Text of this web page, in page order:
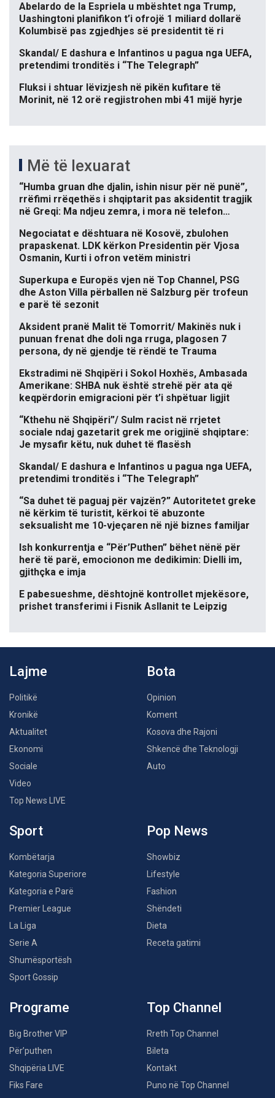
Abelardo de la Espriela u mbështet nga Trump,
Uashingtoni planifikon t’i ofrojë 1 miliard dollarë
Kolumbisë pas zgjedhjes së presidentit të ri
Skandal/ E dashura e Infantinos u pagua nga UEFA,
pretendimi tronditës i “The Telegraph”
Fluksi i shtuar lëvizjesh në pikën kufitare të
Morinit, në 12 orë regjistrohen mbi 41 mijë hyrje
Më të lexuarat
“Humba gruan dhe djalin, ishin nisur për në punë”,
rrëfimi rrëqethës i shqiptarit pas aksidentit tragjik
në Greqi: Ma ndjeu zemra, i mora në telefon…
Negociatat e dështuara në Kosovë, zbulohen
prapaskenat. LDK kërkon Presidentin për Vjosa
Osmanin, Kurti i ofron vetëm ministri
Superkupa e Europës vjen në Top Channel, PSG
dhe Aston Villa përballen në Salzburg për trofeun
e parë të sezonit
Aksident pranë Malit të Tomorrit/ Makinës nuk i
punuan frenat dhe doli nga rruga, plagosen 7
persona, dy në gjendje të rëndë te Trauma
Ekstradimi në Shqipëri i Sokol Hoxhës, Ambasada
Amerikane: SHBA nuk është strehë për ata që
keqpërdorin emigracioni për t’i shpëtuar ligjit
“Kthehu në Shqipëri”/ Sulm racist në rrjetet
sociale ndaj gazetarit grek me origjinë shqiptare:
Je mysafir këtu, nuk duhet të flasësh
Skandal/ E dashura e Infantinos u pagua nga UEFA,
pretendimi tronditës i “The Telegraph”
“Sa duhet të paguaj për vajzën?” Autoritetet greke
në kërkim të turistit, kërkoi të abuzonte
seksualisht me 10-vjeçaren në një biznes familjar
Ish konkurrentja e “Për’Puthen” bëhet nënë për
herë të parë, emocionon me dedikimin: Dielli im,
gjithçka e imja
E pabesueshme, dështojnë kontrollet mjekësore,
prishet transferimi i Fisnik Asllanit te Leipzig
Lajme
Politikë
Kronikë
Aktualitet
Ekonomi
Sociale
Video
Top News LIVE
Bota
Opinion
Koment
Kosova dhe Rajoni
Shkencë dhe Teknologji
Auto
Sport
Kombëtarja
Kategoria Superiore
Kategoria e Parë
Premier League
La Liga
Serie A
Shumësportësh
Sport Gossip
Pop News
Showbiz
Lifestyle
Fashion
Shëndeti
Dieta
Receta gatimi
Programe
Big Brother VIP
Për’puthen
Shqipëria LIVE
Fiks Fare
Top Channel
Rreth Top Channel
Bileta
Kontakt
Puno në Top Channel